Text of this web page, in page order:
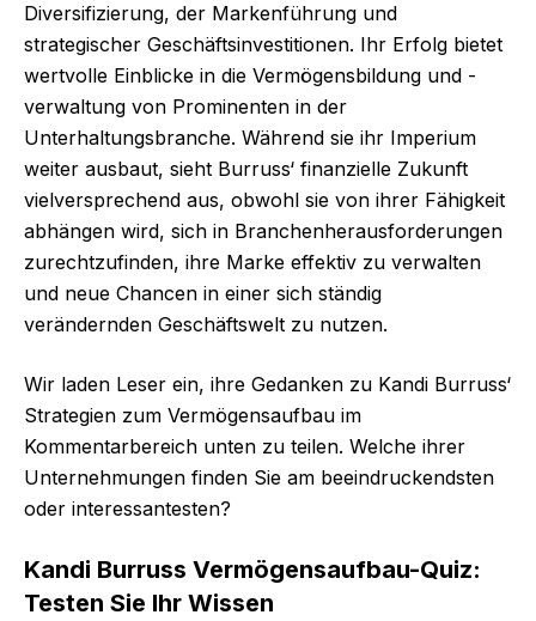
Diversifizierung, der Markenführung und
strategischer Geschäftsinvestitionen. Ihr Erfolg bietet
wertvolle Einblicke in die Vermögensbildung und -
verwaltung von Prominenten in der
Unterhaltungsbranche. Während sie ihr Imperium
weiter ausbaut, sieht Burruss‘ finanzielle Zukunft
vielversprechend aus, obwohl sie von ihrer Fähigkeit
abhängen wird, sich in Branchenherausforderungen
zurechtzufinden, ihre Marke effektiv zu verwalten
und neue Chancen in einer sich ständig
verändernden Geschäftswelt zu nutzen.
Wir laden Leser ein, ihre Gedanken zu Kandi Burruss‘
Strategien zum Vermögensaufbau im
Kommentarbereich unten zu teilen. Welche ihrer
Unternehmungen finden Sie am beeindruckendsten
oder interessantesten?
Kandi Burruss Vermögensaufbau-Quiz:
Testen Sie Ihr Wissen